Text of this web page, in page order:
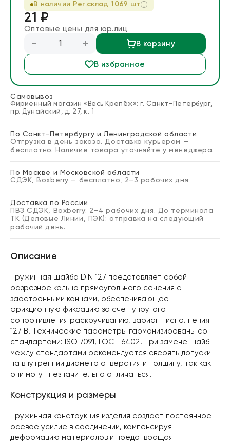
Запросить расчет
В наличии Рег.cклад1069 шт
21 ₽
Оптовые цены для юр.лиц
- + В корзину
В избранное
Самовывоз
Фирменный магазин «Весь Крепёж»: г. Санкт-Петербург,
пр. Дунайский, д. 27, к. 1
По Санкт-Петербургу и Ленинградской области
Отгрузка в день заказа. Доставка курьером —
бесплатно. Наличие товара уточняйте у менеджера.
По Москве и Московской области
СДЭК, Boxberry — бесплатно, 2–3 рабочих дня
Доставка по России
ПВЗ СДЭК, Boxberry: 2–4 рабочих дня. До терминала
ТК (Деловые Линии, ПЭК): отправка на следующий
рабочий день.
Описание
Пружинная шайба DIN 127 представляет собой
разрезное кольцо прямоугольного сечения с
заостренными концами, обеспечивающее
фрикционную фиксацию за счет упругого
сопротивления раскручиванию, вариант исполнения
127 B. Технические параметры гармонизированы со
стандартами: ISO 7091, ГОСТ 6402. При замене шайб
между стандартами рекомендуется сверять допуски
на внутренний диаметр отверстия и толщину, так как
они могут незначительно отличаться.
Конструкция и размеры
Пружинная конструкция изделия создает постоянное
осевое усилие в соединении, компенсируя
деформацию материалов и предотвращая